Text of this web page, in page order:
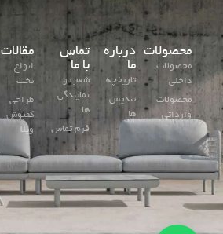
محصولات
محصولات
داخلی
محصولات
وارداتی
درباره
ما
تاریخچه
تندیس
ها
تماس
با ما
شعب و
نمایندگی
ها
فرم تماس
مقالات
انواع
تخت
طراحی
کفپوش
ویلا